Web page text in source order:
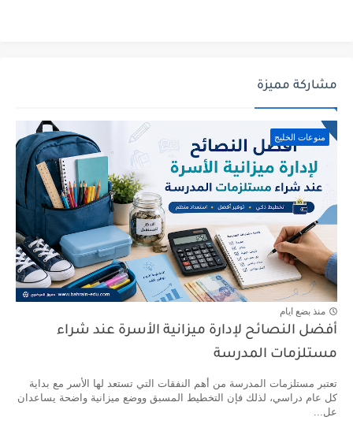
مشاركة مميزة
منوعات الخليج
منذ بضع ايام
أفضل النصائح لإدارة ميزانية الأسرة عند شراء
مستلزمات المدرسة
تعتبر مستلزمات المدرسة من أهم النفقات التي تستعد لها الأسر مع بداية
كل عام دراسي، لذلك فإن التخطيط المسبق ووضع ميزانية واضحة يساعدان
عل...